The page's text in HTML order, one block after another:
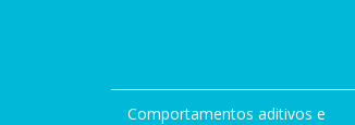
Comportamentos aditivos e